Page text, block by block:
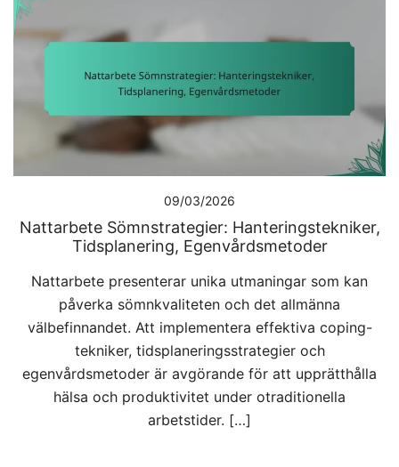
09/03/2026
Nattarbete Sömnstrategier: Hanteringstekniker,
Tidsplanering, Egenvårdsmetoder
Nattarbete presenterar unika utmaningar som kan
påverka sömnkvaliteten och det allmänna
välbefinnandet. Att implementera effektiva coping-
tekniker, tidsplaneringsstrategier och
egenvårdsmetoder är avgörande för att upprätthålla
hälsa och produktivitet under otraditionella
arbetstider. […]